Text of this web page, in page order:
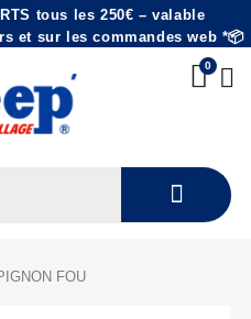
tous les 250€ – valable
et sur les commandes web *📦
FOU